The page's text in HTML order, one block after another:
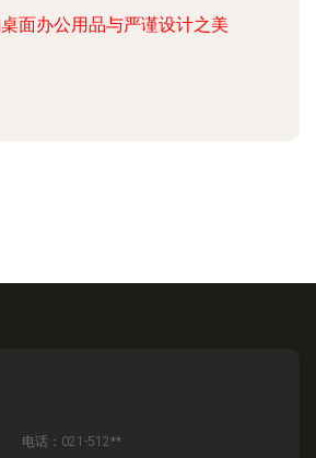
面办公用品与严谨设计之美
电话：021-512**